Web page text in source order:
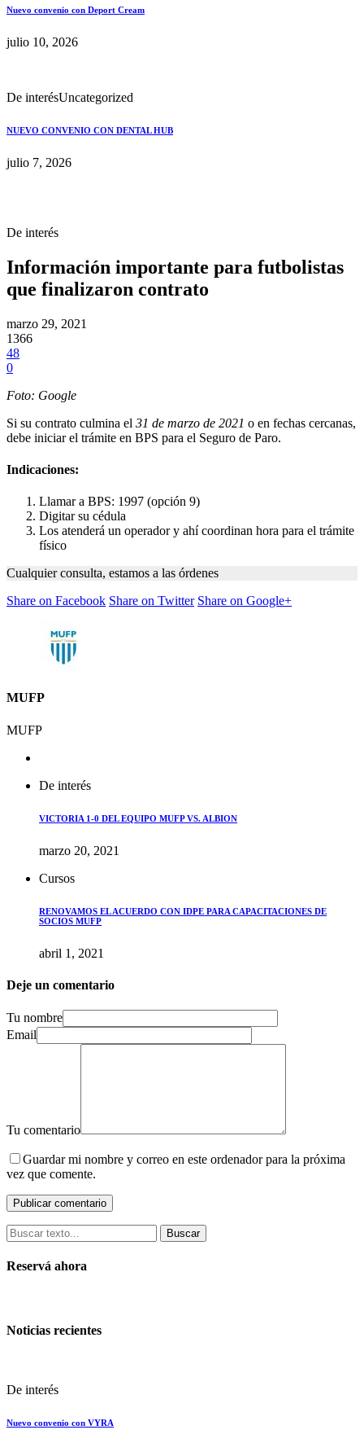
Nuevo convenio con Deport Cream
julio 10, 2026
De interésUncategorized
NUEVO CONVENIO CON DENTAL HUB
julio 7, 2026
De interés
Información importante para futbolistas
que finalizaron contrato
marzo 29, 2021
1366
48
0
Foto: Google
Si su contrato culmina el 31 de marzo de 2021 o en fechas cercanas,
debe iniciar el trámite en BPS para el Seguro de Paro.
Indicaciones:
Llamar a BPS: 1997 (opción 9)
Digitar su cédula
Los atenderá un operador y ahí coordinan hora para el trámite
físico
Cualquier consulta, estamos a las órdenes
Share on Facebook Share on Twitter Share on Google+
MUFP
MUFP
De interés
VICTORIA 1-0 DEL EQUIPO MUFP VS. ALBION
marzo 20, 2021
Cursos
RENOVAMOS EL ACUERDO CON IDPE PARA CAPACITACIONES DE
SOCIOS MUFP
abril 1, 2021
Deje un comentario
Tu nombre
Email
Tu comentario
Guardar mi nombre y correo en este ordenador para la próxima
vez que comente.
Buscar
Reservá ahora
Noticias recientes
De interés
Nuevo convenio con VYRA